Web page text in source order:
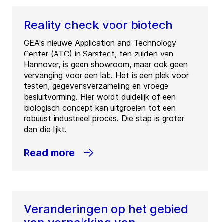
Reality check voor biotech
GEA's nieuwe Application and Technology
Center (ATC) in Sarstedt, ten zuiden van
Hannover, is geen showroom, maar ook geen
vervanging voor een lab. Het is een plek voor
testen, gegevensverzameling en vroege
besluitvorming. Hier wordt duidelijk of een
biologisch concept kan uitgroeien tot een
robuust industrieel proces. Die stap is groter
dan die lijkt.
Read more
Veranderingen op het gebied